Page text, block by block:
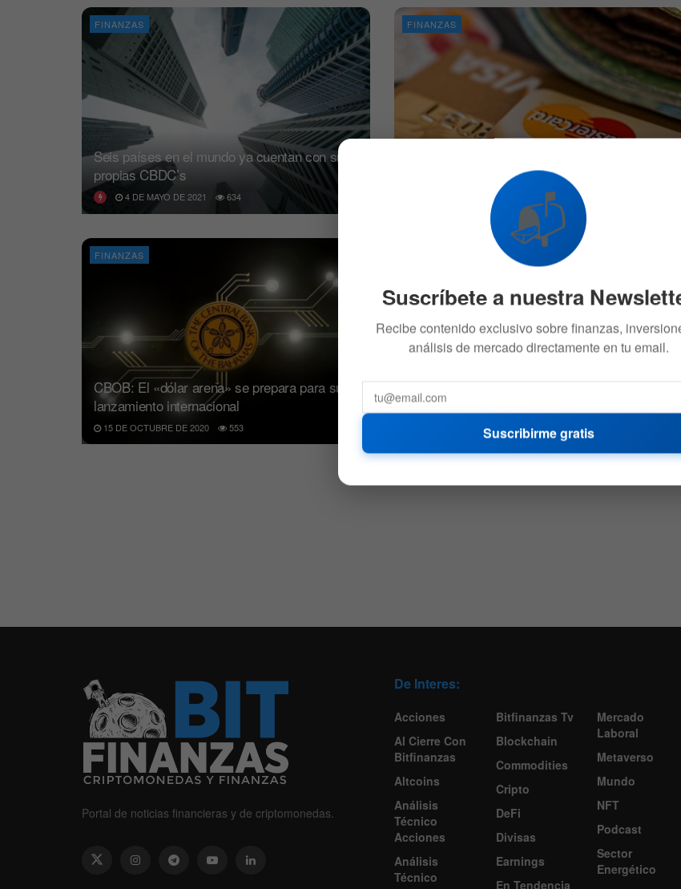
FINANZAS
Seis países en el mundo ya cuentan con sus
propias CBDC’s
4 DE MAYO DE 2021 634
FINANZAS
Banco Central de las Bahamas
18 DE FEBRERO DE 2021
FINANZAS
CBOB: El «dólar arena» se prepara para su
lanzamiento internacional
15 DE OCTUBRE DE 2020 553
Portal de noticias financieras y de criptomonedas.
De Interes:
Acciones
Al Cierre Con
Bitfinanzas
Altcoins
Análisis
Técnico
Acciones
Análisis
Técnico
Bitfinanzas Tv
Blockchain
Commodities
Cripto
DeFi
Divisas
Earnings
En Tendencia
Mercado
Laboral
Metaverso
Mundo
NFT
Podcast
Sector
Energético
📬
Suscríbete a nuestra
Recibe contenido exclusivo sobre finanzas,
análisis de mercado directamente en tu email.
Suscribirme gratis